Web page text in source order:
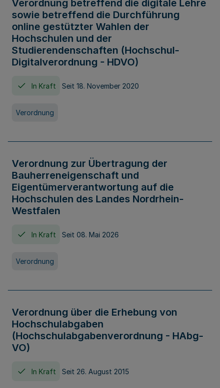
Verordnung betreffend die digitale Lehre
sowie betreffend die Durchführung
online gestützter Wahlen der
Hochschulen und der
Studierendenschaften (Hochschul-
Digitalverordnung - HDVO)
In Kraft Seit 18. November 2020
Verordnung
Verordnung zur Übertragung der
Bauherreneigenschaft und
Eigentümerverantwortung auf die
Hochschulen des Landes Nordrhein-
Westfalen
In Kraft Seit 08. Mai 2026
Verordnung
Verordnung über die Erhebung von
Hochschulabgaben
(Hochschulabgabenverordnung - HAbg-
VO)
In Kraft Seit 26. August 2015